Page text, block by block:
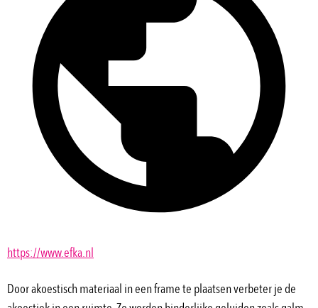
https://www.efka.nl
Door akoestisch materiaal in een frame te plaatsen verbeter je de